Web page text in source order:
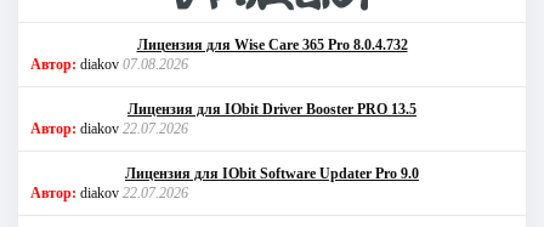
Лицензия для Wise Care 365 Pro 8.0.4.732
Автор: diakov 07.08.2026
Лицензия для IObit Driver Booster PRO 13.5
Автор: diakov 22.07.2026
Лицензия для IObit Software Updater Pro 9.0
Автор: diakov 22.07.2026